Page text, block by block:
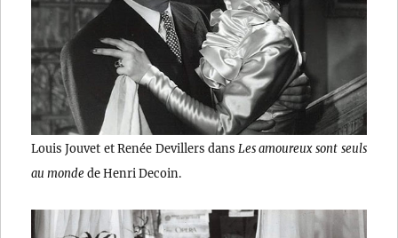
Louis Jouvet et Renée Devillers dans Les amoureux sont seuls
au mondede Henri Decoin.